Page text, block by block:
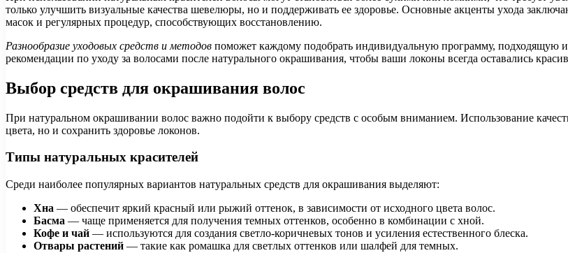
только улучшить визуальные качества шевелюры, но и поддерживать ее здоровье. Основные акценты ухода
масок и регулярных процедур, способствующих восстановлению.
Разнообразие уходовых средств и методов поможет каждому подобрать индивидуальную программу, подходящую
рекомендации по уходу за волосами после натурального окрашивания, чтобы ваши локоны всегда оставались
Выбор средств для окрашивания волос
При натуральном окрашивании волос важно подойти к выбору средств с особым вниманием. Использование
цвета, но и сохранить здоровье локонов.
Типы натуральных красителей
Среди наиболее популярных вариантов натуральных средств для окрашивания выделяют:
Хна — обеспечит яркий красный или рыжий оттенок, в зависимости от исходного цвета волос.
Басма — чаще применяется для получения темных оттенков, особенно в комбинации с хной.
Кофе и чай — используются для создания светло-коричневых тонов и усиления естественного блеска.
Отвары растений — такие как ромашка для светлых оттенков или шалфей для темных.